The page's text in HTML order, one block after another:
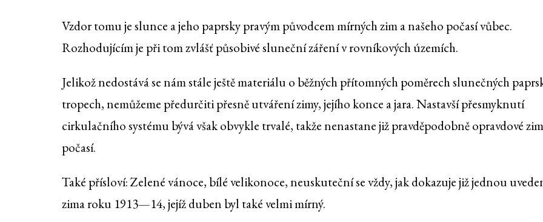
Vzdor tomu je slunce a jeho paprsky pravým původcem mírných zim a našeho počasí vůbec.
Rozhodujícím je při tom zvlášť působivé sluneční záření v rovníkových územích.
Jelikož nedostává se nám stále ještě materiálu o běžných přítomných poměrech slunečných
tropech, nemůžeme předurčiti přesně utváření zimy, jejího konce a jara. Nastavší přesmyknutí
cirkulačního systému bývá však obvykle trvalé, takže nenastane již pravděpodobně opravdové
počasí.
Také přísloví: Zelené vánoce, bílé velikonoce, neuskuteční se vždy, jak dokazuje již jednou
zima roku 1913—14, jejíž duben byl také velmi mírný.